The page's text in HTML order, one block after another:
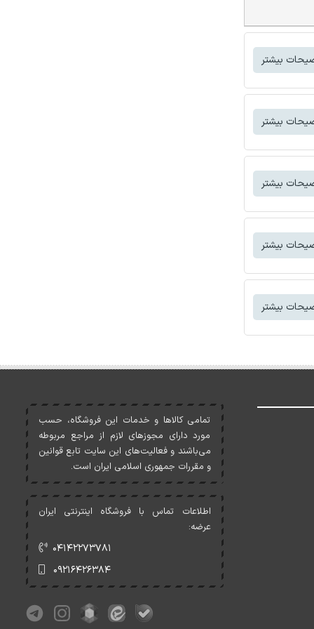
بیشتر
بیشتر
بیشتر
بیشتر
بیشتر
تمامی کالاها و خدمات اين فروشگاه، حسب
مورد دارای مجوزهای لازم از مراجع مربوطه
می‌باشند و فعاليت‌های اين سايت تابع قوانين
و مقررات جمهوری اسلامی ايران است.
اطلاعات تماس با فروشگاه اینترنتی ایران
عرضه:
۰۴۱۴۲۲۷۳۷۸۱
۰۹۲۱۶۴۲۶۳۸۴